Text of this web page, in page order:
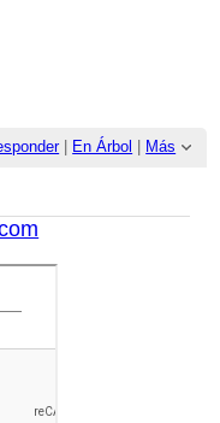
| En Árbol Más
del Acero de Corrugado